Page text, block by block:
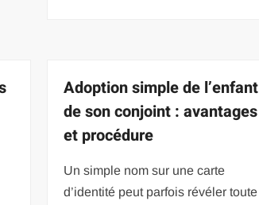
Adoption simple de l’enfant
de son conjoint : avantages
et procédure
Un simple nom sur une carte
d’identité peut parfois révéler toute